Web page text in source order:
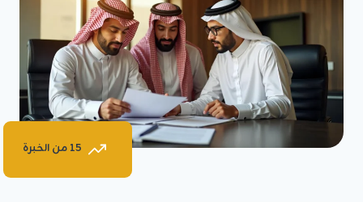
15 من الخبرة